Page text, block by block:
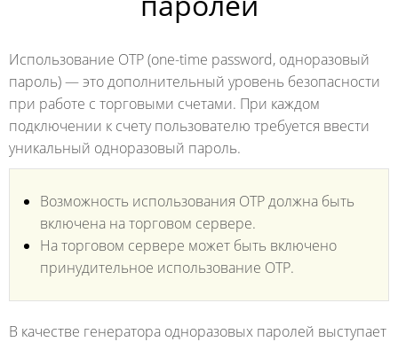
Использование OTP (one-time password, одноразовый
пароль) — это дополнительный уровень безопасности
при работе с торговыми счетами. При каждом
подключении к счету пользователю требуется ввести
уникальный одноразовый пароль.
Возможность использования OTP должна быть
включена на торговом сервере.
На торговом сервере может быть включено
принудительное использование OTP.
В качестве генератора одноразовых паролей выступает